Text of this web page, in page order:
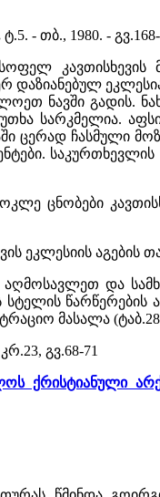
ტ.5. - თბ., 1980. -
დაზიანებულ
ნავში გადის.
სარკმელია.
ცერად ჩასმული
საკურთხევლის
ცნობები
ეკლესიის აგების
აღმოსავლეთ და
სტელის
მასალა
გვ.68-71
ქრისტიანული